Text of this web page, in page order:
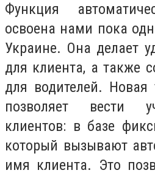
Функция
освоена нами пока
Украине. Она делает
для клиента, а также
для водителей. Новая
позволяет вести
клиентов: в базе
который вызывают
имя клиента. Это